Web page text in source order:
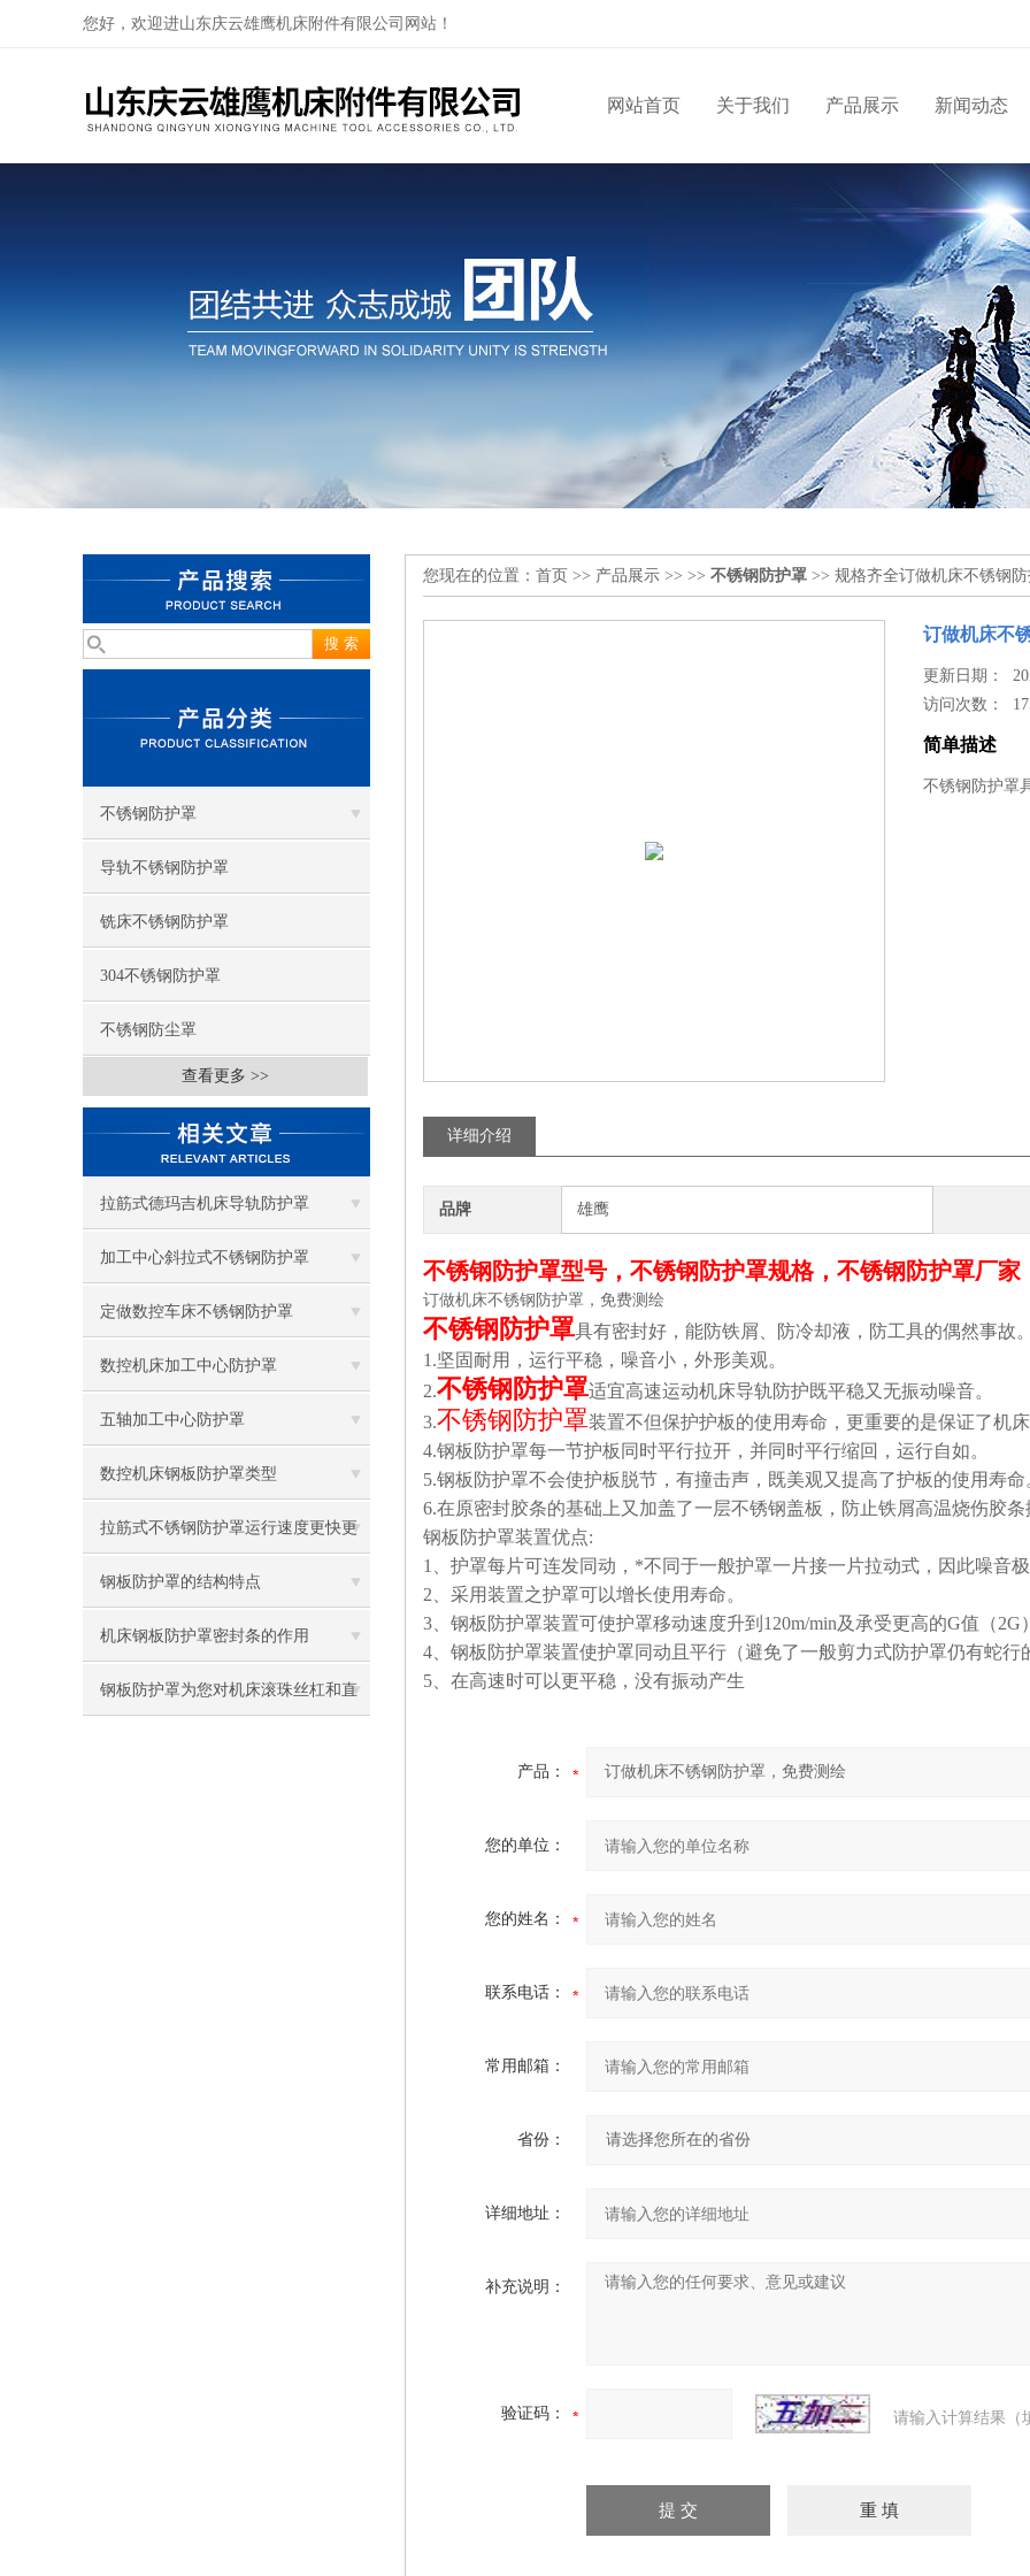
您好，欢迎进山东庆云雄鹰机床附件有限公司网站！
网站首页 关于我们 产品展示 新闻动态
不锈钢防护罩
导轨不锈钢防护罩
铣床不锈钢防护罩
304不锈钢防护罩
不锈钢防尘罩
查看更多 >>
拉筋式德玛吉机床导轨防护罩
加工中心斜拉式不锈钢防护罩
定做数控车床不锈钢防护罩
数控机床加工中心防护罩
五轴加工中心防护罩
数控机床钢板防护罩类型
拉筋式不锈钢防护罩运行速度更快更
稳定
钢板防护罩的结构特点
机床钢板防护罩密封条的作用
钢板防护罩为您对机床滚珠丝杠和直
您现在的位置： 首页 >> 产品展示 >> >> 不锈钢防护罩 >> 规格齐全订做机床不锈钢
订做机床不
更新日期：
访问次数：
简单描述
不锈钢防护罩
详细介绍
品牌 雄鹰
不锈钢防护罩型号，不锈钢防护罩规格，不锈钢防护罩厂家
订做机床不锈钢防护罩，免费测绘
不锈钢防护罩具有密封好，能防铁屑、防冷却液，防工具的偶然事故。
1.坚固耐用，运行平稳，噪音小，外形美观。
2.不锈钢防护罩适宜高速运动机床导轨防护既平稳又无振动噪音。
3.不锈钢防护罩装置不但保护护板的使用寿命，更重要的是保证了机床
4.钢板防护罩每一节护板同时平行拉开，并同时平行缩回，运行自如。
5.钢板防护罩不会使护板脱节，有撞击声，既美观又提高了护板的使用寿命
6.在原密封胶条的基础上又加盖了一层不锈钢盖板，防止铁屑高温烧伤胶条
钢板防护罩装置优点:
1
、护罩每片可连发同动，*不同于一般护罩一片接一片拉动式，因此噪音极
2 、采用装置之护罩可以增长使用寿命。
3 、钢板防护罩装置可使护罩移动速度升到120m/min及承受更高的G值（2G
4 、钢板防护罩装置使护罩同动且平行（避免了一般剪力式防护罩仍有蛇行
5 、在高速时可以更平稳，没有振动产生
产品：
您的单位：
您的姓名：
联系电话：
常用邮箱：
省份：
详细地址：
补充说明：
验证码： 请输入计算结果（